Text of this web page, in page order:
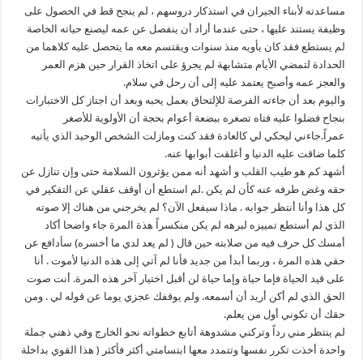
مساعدته لأبناء الجيران في استذكار دروسهم ، لم ينجح قط في الحصول على
وظيفة يستند عليها ، حتى عندما أراد أن ينفصل عن عمه ليصنع حياته الخاصة
لم يستطع فقد كان يأويه منذ سنوات ويقتسم معه ما يتحصل عليه كلاهما من
الحدادة لتمضي الأيام متشابهة لم يجرؤ على اتخاذ القرار حين هزم العمر
والعجز عمه وأصبح يعتمد عليه إلى أن رحل في سلام.
واليوم بعد أن جاءته الفرصة للإلتحاق بعمل يحبه وبعد أن اجتاز كل الاختبارات
بنجاح فضلوا عليه فتاه تصغره ببضعة أعوام بحجة أن الأولوية للأصغر
عمراً.جاءني ليحكي لي كالعادة فقد كنت ومازلت الشخص الوحيد الذي يأتيه
كلما ضاقت عليه الدنيا و أغلقت أبوابها عنه.
أشهد كم هو طيب القلب و أشهد أنه ممن يؤثرون السلامة حتى وإن تنازل عن
حقه وغض طرفه عنه كأن لم يكن .لم استطع أن أوقف عقلي عن التفكير في
كل هذا وأنا أنتظر جوابه . ماذا سيفعل الآن؟ لم يخرجني من هناك إلا صوته
الذي لم أستطع تمييزه لبرهه لم يكن منكسراً هذة المرة جاء واضحا أكاد
أمسك كل حرف فيه من صلابته حين قال ( لم يعد لدي ما أخسره) سأدافع عن
حقي هذه المرة ، وربما أبدأ من جديد فأنا لم آتي إلى هذه الدنيا لأموت . أنا
على قيد الحياة فإما حياة وإما حياة لن أقبل اختيار آخر هذه المرة. أنت صوت
الحق الذي لم أكن أريد أن أسمعه. ولم يوقفك عجزي يوما عن قوله لي . ومن
حقك أن تكوني أول من يعلم.
لم ينتظر مني رداً وتركني مشدوهة أتابع خطواته نحو الخارج وفي ذهني جملة
واحدة أخذت تكرر نفسها وتتمدد معها ابتسامتي أكثر فأكثر ( هذا القوي بداخلة